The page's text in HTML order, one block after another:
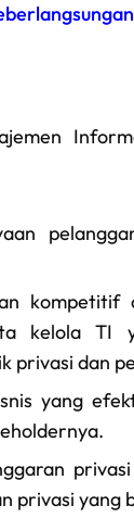
kelola TI
privasi dan
yang
privasi yang